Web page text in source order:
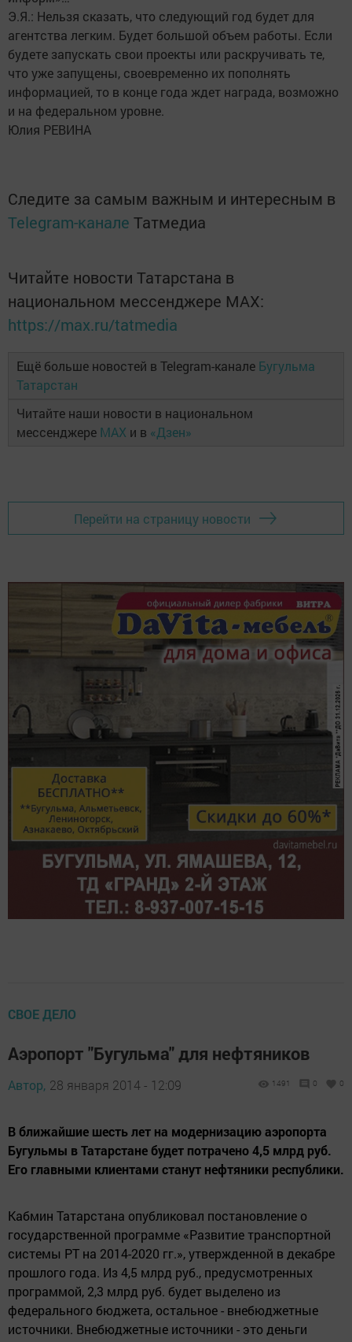
Э.Я.: Нельзя сказать, что следующий год будет для
агентства легким. Будет большой объем работы. Если
будете запускать свои проекты или раскручивать те,
что уже запущены, своевременно их пополнять
информацией, то в конце года ждет награда, возможно
и на федеральном уровне.
Юлия РЕВИНА
Следите за самым важным и интересным в
Telegram-канале Татмедиа
Читайте новости Татарстана в
национальном мессенджере MАХ:
https://max.ru/tatmedia
Ещё больше новостей в Telegram-канале Бугульма
Татарстан
Читайте наши новости в национальном
мессенджере MAX и в «Дзен»
Перейти на страницу новости
СВОЕ ДЕЛО
Аэропорт "Бугульма" для нефтяников
Автор, 28 января 2014 - 12:09 1491 0 0
В ближайшие шесть лет на модернизацию аэропорта
Бугульмы в Татарстане будет потрачено 4,5 млрд руб.
Его главными клиентами станут нефтяники республики.
Кабмин Татарстана опубликовал постановление о
государственной программе «Развитие транспортной
системы РТ на 2014-2020 гг.», утвержденной в декабре
прошлого года. Из 4,5 млрд руб., предусмотренных
программой, 2,3 млрд руб. будет выделено из
федерального бюджета, остальное - внебюджетные
источники. Внебюджетные источники - это деньги